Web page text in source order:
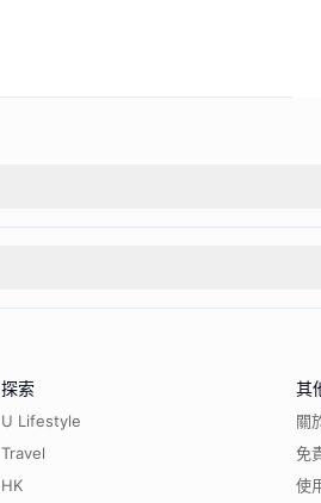
探索
U Lifestyle
Travel
HK
其
關
免
使